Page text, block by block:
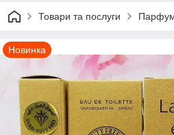
Товари та послуги
Новинка